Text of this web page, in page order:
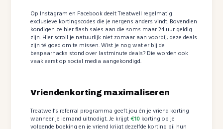
Op Instagram en Facebook deelt Treatwell regelmatig
exclusieve kortingscodes die je nergens anders vindt. Bovendien
kondigen ze hier flash sales aan die soms maar 24 uur geldig
zijn. Hier scroll je natuurlijk niet zomaar aan voorbij; deze deals
zijn té goed om te missen. Wist je nog wat er bij de
bespaarhacks stond over lastminute deals? Die worden ook
vaak eerst op social media aangekondigd.
Vriendenkorting maximaliseren
Treatwell’s referral programma geeft jou én je vriend korting
wanneer je iemand uitnodigt. Je krijgt€10 korting op je
volgende boeking en je vriend krijgt dezelfde korting bij hun